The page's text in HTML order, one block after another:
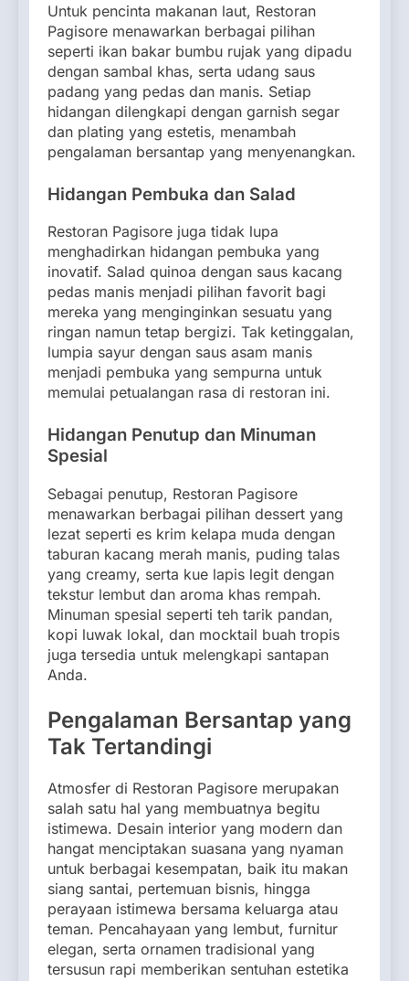
Untuk pencinta makanan laut, Restoran
Pagisore menawarkan berbagai pilihan
seperti ikan bakar bumbu rujak yang dipadu
dengan sambal khas, serta udang saus
padang yang pedas dan manis. Setiap
hidangan dilengkapi dengan garnish segar
dan plating yang estetis, menambah
pengalaman bersantap yang menyenangkan.
Hidangan Pembuka dan Salad
Restoran Pagisore juga tidak lupa
menghadirkan hidangan pembuka yang
inovatif. Salad quinoa dengan saus kacang
pedas manis menjadi pilihan favorit bagi
mereka yang menginginkan sesuatu yang
ringan namun tetap bergizi. Tak ketinggalan,
lumpia sayur dengan saus asam manis
menjadi pembuka yang sempurna untuk
memulai petualangan rasa di restoran ini.
Hidangan Penutup dan Minuman
Spesial
Sebagai penutup, Restoran Pagisore
menawarkan berbagai pilihan dessert yang
lezat seperti es krim kelapa muda dengan
taburan kacang merah manis, puding talas
yang creamy, serta kue lapis legit dengan
tekstur lembut dan aroma khas rempah.
Minuman spesial seperti teh tarik pandan,
kopi luwak lokal, dan mocktail buah tropis
juga tersedia untuk melengkapi santapan
Anda.
Pengalaman Bersantap yang
Tak Tertandingi
Atmosfer di Restoran Pagisore merupakan
salah satu hal yang membuatnya begitu
istimewa. Desain interior yang modern dan
hangat menciptakan suasana yang nyaman
untuk berbagai kesempatan, baik itu makan
siang santai, pertemuan bisnis, hingga
perayaan istimewa bersama keluarga atau
teman. Pencahayaan yang lembut, furnitur
elegan, serta ornamen tradisional yang
tersusun rapi memberikan sentuhan estetika